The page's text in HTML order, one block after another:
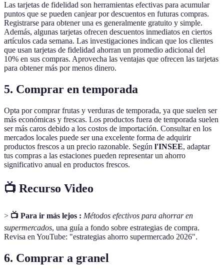
Las tarjetas de fidelidad son herramientas efectivas para acumular
puntos que se pueden canjear por descuentos en futuras compras.
Registrarse para obtener una es generalmente gratuito y simple.
Además, algunas tarjetas ofrecen descuentos inmediatos en ciertos
artículos cada semana. Las investigaciones indican que los clientes
que usan tarjetas de fidelidad ahorran un promedio adicional del
10% en sus compras. Aprovecha las ventajas que ofrecen las tarjetas
para obtener más por menos dinero.
5. Comprar en temporada
Opta por comprar frutas y verduras de temporada, ya que suelen ser
más económicas y frescas. Los productos fuera de temporada suelen
ser más caros debido a los costos de importación. Consultar en los
mercados locales puede ser una excelente forma de adquirir
productos frescos a un precio razonable. Según l'INSEE, adaptar
tus compras a las estaciones pueden representar un ahorro
significativo anual en productos frescos.
📺 Recurso Video
> 📺 Para ir más lejos : Métodos efectivos para ahorrar en
supermercados, una guía a fondo sobre estrategias de compra.
Revisa en YouTube: "estrategias ahorro supermercado 2026".
6. Comprar a granel